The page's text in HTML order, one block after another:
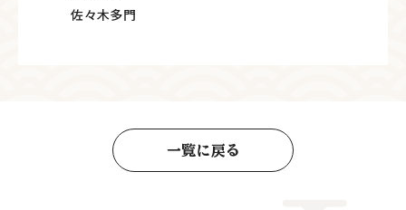
佐々木多門
一覧に戻る